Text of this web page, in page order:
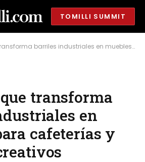
TOMILLI SUMMIT
industriales en muebles para cafeterías y espacios creativos
transforma
en
cafeterías y